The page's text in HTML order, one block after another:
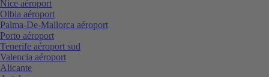
Nice aéroport
Olbia aéroport
Palma-De-Mallorca aéroport
Porto aéroport
Tenerife aéroport sud
Valencia aéroport
Alicante